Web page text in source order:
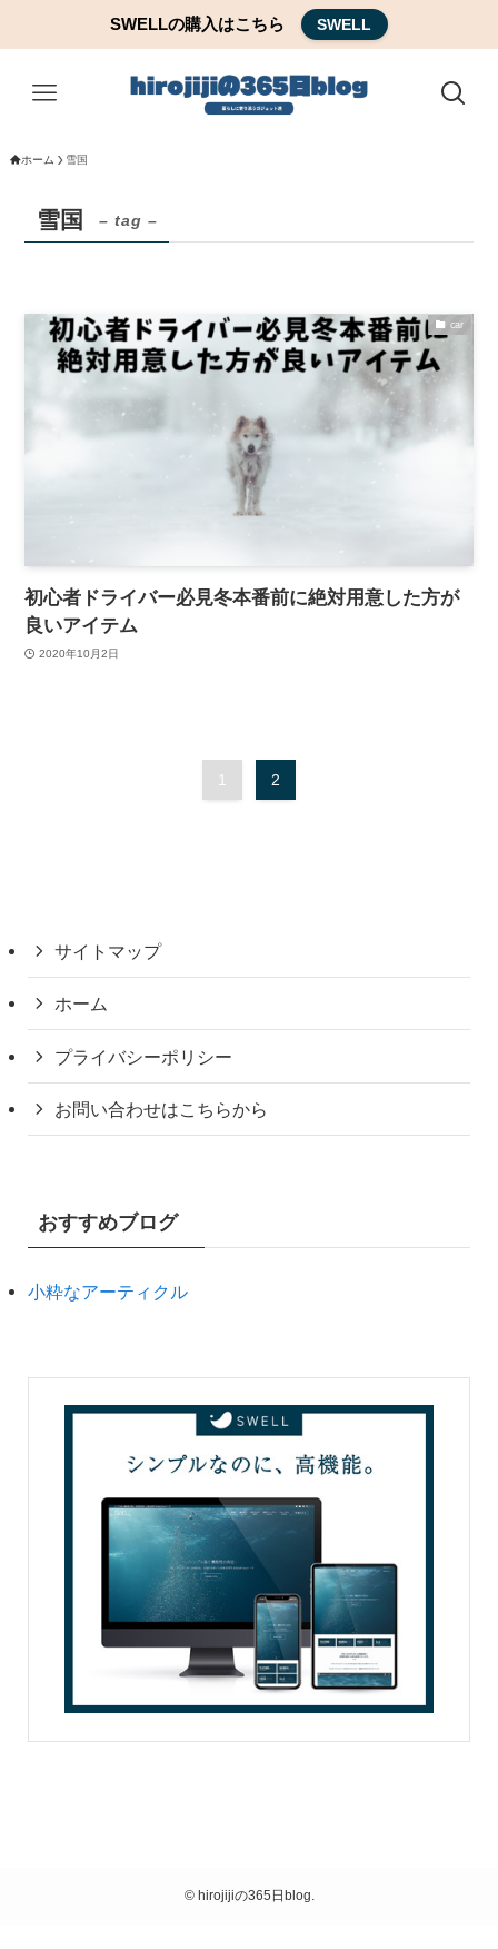
SWELLの購入はこちら SWELL
ホーム 雪国
雪国 – tag –
car
初心者ドライバー必見冬本番前に絶対用意した方が
良いアイテム
2020年10月2日
1 2
サイトマップ
ホーム
プライバシーポリシー
お問い合わせはこちらから
おすすめブログ
小粋なアーティクル
©hirojijiの365日blog.